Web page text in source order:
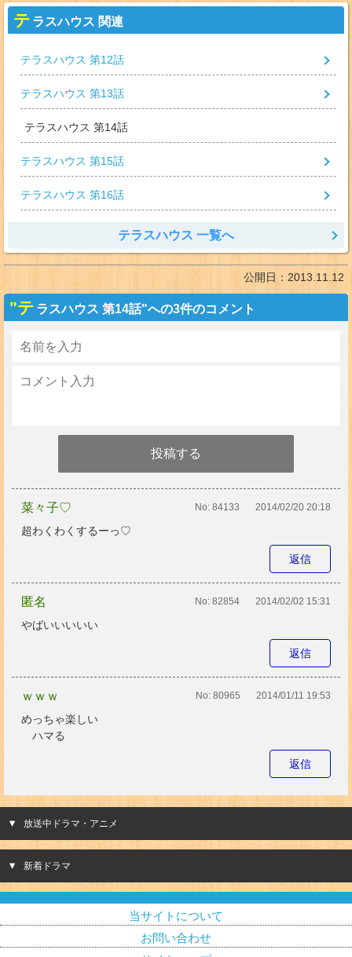
テ ラスハウス 関連
テラスハウス 第12話
テラスハウス 第13話
テラスハウス 第14話
テラスハウス 第15話
テラスハウス 第16話
テラスハウス 一覧へ
公開日： 2013.11.12
"テ ラスハウス 第14話"への3件のコメント
菜々子♡ No: 84133 2014/02/20 20:18
超わくわくするーっ♡
返信
匿名 No: 82854 2014/02/02 15:31
やばいいいいい
返信
ｗｗｗ No: 80965 2014/01/11 19:53
めっちゃ楽しい
ハマる
返信
放送中ドラマ・アニメ
新着ドラマ
当サイトについて
お問い合わせ